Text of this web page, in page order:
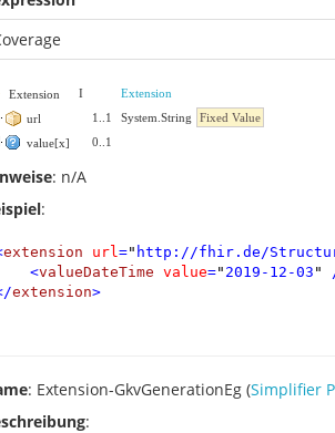
Extension I
Extension
url
1 1 System.String
Fixed Value
value[x]
0 1
: n/A
:
extension url =" http://fhir.de/
<valueDateTime value=" 2019-12-03 "
extension>
: Extension-GkvGenerationEg (Simplifier
: